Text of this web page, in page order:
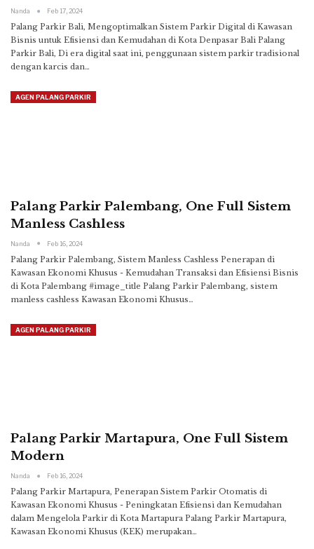
Nanda Feb 17, 2024
Palang Parkir Bali, Mengoptimalkan Sistem Parkir Digital di Kawasan
Bisnis untuk Efisiensi dan Kemudahan di Kota Denpasar Bali Palang
Parkir Bali, Di era digital saat ini, penggunaan sistem parkir tradisional
dengan karcis dan…
AGEN PALANG PARKIR
Palang Parkir Palembang, One Full Sistem
Manless Cashless
Nanda Feb 16, 2024
Palang Parkir Palembang, Sistem Manless Cashless Penerapan di
Kawasan Ekonomi Khusus - Kemudahan Transaksi dan Efisiensi Bisnis
di Kota Palembang #image_title Palang Parkir Palembang, sistem
manless cashless Kawasan Ekonomi Khusus…
AGEN PALANG PARKIR
Palang Parkir Martapura, One Full Sistem
Modern
Nanda Feb 16, 2024
Palang Parkir Martapura, Penerapan Sistem Parkir Otomatis di
Kawasan Ekonomi Khusus - Peningkatan Efisiensi dan Kemudahan
dalam Mengelola Parkir di Kota Martapura Palang Parkir Martapura,
Kawasan Ekonomi Khusus (KEK) merupakan…